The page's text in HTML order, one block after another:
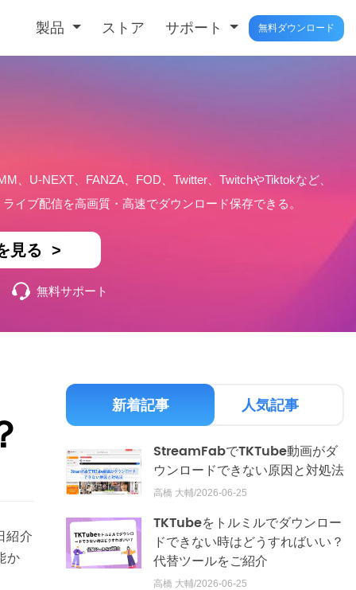
製品 ストア サポート 無料ダウンロード
、U-NEXT、FANZA、FOD、Twitter、TwitchやTiktokなど、
イブ配信を高画質・高速でダウンロード保存できる。
見る >
無料サポート
紹介
か
新着記事 人気記事
StreamFabでTKTube動画がダ
ウンロードできない原因と対処法
高橋 大輔/2026-06-25
TKTubeをトルミルでダウンロー
ドできない時はどうすればいい？
代替ツールをご紹介
高橋 大輔/2026-06-25